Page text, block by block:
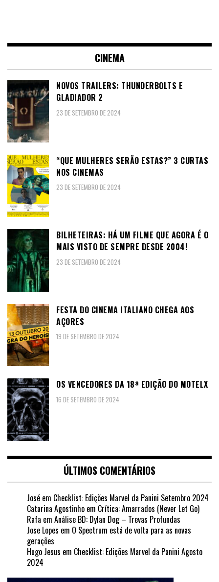
CINEMA
NOVOS TRAILERS: THUNDERBOLTS E
GLADIADOR 2
23 DE SETEMBRO DE 2024
“QUE MULHERES SERÃO ESTAS?” 3 CURTAS
NOS CINEMAS
23 DE SETEMBRO DE 2024
BILHETEIRAS: HÁ UM FILME QUE AGORA É O
MAIS VISTO DE SEMPRE DESDE 2004!
23 DE SETEMBRO DE 2024
FESTA DO CINEMA ITALIANO CHEGA AOS
AÇORES
19 DE SETEMBRO DE 2024
OS VENCEDORES DA 18ª EDIÇÃO DO MOTELX
16 DE SETEMBRO DE 2024
ÚLTIMOS COMENTÁRIOS
José em Checklist: Edições Marvel da Panini Setembro 2024
Catarina Agostinho em Crítica: Amarrados (Never Let Go)
Rafa em Análise BD: Dylan Dog – Trevas Profundas
Jose Lopes em O Spectrum está de volta para as novas
gerações
Hugo Jesus em Checklist: Edições Marvel da Panini Agosto
2024